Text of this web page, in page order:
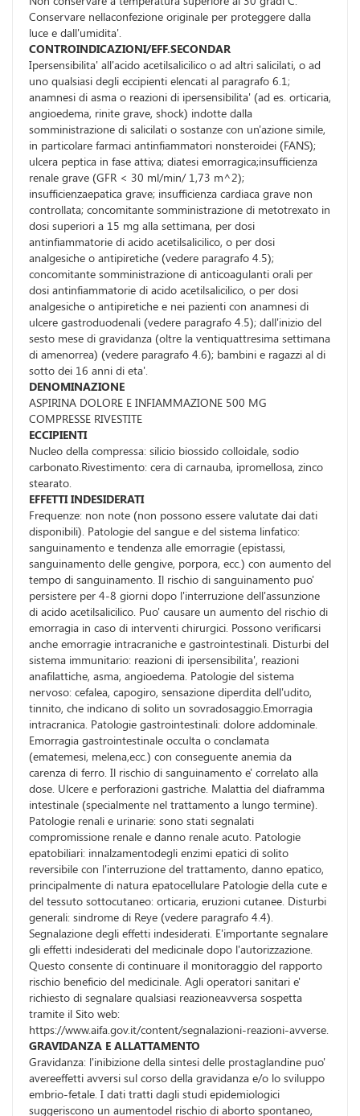
Conservare nellaconfezione originale per proteggere dalla
luce e dall'umidita'.
CONTROINDICAZIONI/EFF.SECONDAR
Ipersensibilita' all'acido acetilsalicilico o ad altri salicilati, o ad
uno qualsiasi degli eccipienti elencati al paragrafo 6.1;
anamnesi di asma o reazioni di ipersensibilita' (ad es. orticaria,
angioedema, rinite grave, shock) indotte dalla
somministrazione di salicilati o sostanze con un'azione simile,
in particolare farmaci antinfiammatori nonsteroidei (FANS);
ulcera peptica in fase attiva; diatesi emorragica;insufficienza
renale grave (GFR < 30 ml/min/ 1,73 m^2);
insufficienzaepatica grave; insufficienza cardiaca grave non
controllata; concomitante somministrazione di metotrexato in
dosi superiori a 15 mg alla settimana, per dosi
antinfiammatorie di acido acetilsalicilico, o per dosi
analgesiche o antipiretiche (vedere paragrafo 4.5);
concomitante somministrazione di anticoagulanti orali per
dosi antinfiammatorie di acido acetilsalicilico, o per dosi
analgesiche o antipiretiche e nei pazienti con anamnesi di
ulcere gastroduodenali (vedere paragrafo 4.5); dall'inizio del
sesto mese di gravidanza (oltre la ventiquattresima settimana
di amenorrea) (vedere paragrafo 4.6); bambini e ragazzi al di
sotto dei 16 anni di eta'.
DENOMINAZIONE
ASPIRINA DOLORE E INFIAMMAZIONE 500 MG
COMPRESSE RIVESTITE
ECCIPIENTI
Nucleo della compressa: silicio biossido colloidale, sodio
carbonato.Rivestimento: cera di carnauba, ipromellosa, zinco
stearato.
EFFETTI INDESIDERATI
Frequenze: non note (non possono essere valutate dai dati
disponibili). Patologie del sangue e del sistema linfatico:
sanguinamento e tendenza alle emorragie (epistassi,
sanguinamento delle gengive, porpora, ecc.) con aumento del
tempo di sanguinamento. Il rischio di sanguinamento puo'
persistere per 4-8 giorni dopo l'interruzione dell'assunzione
di acido acetilsalicilico. Puo' causare un aumento del rischio di
emorragia in caso di interventi chirurgici. Possono verificarsi
anche emorragie intracraniche e gastrointestinali. Disturbi del
sistema immunitario: reazioni di ipersensibilita', reazioni
anafilattiche, asma, angioedema. Patologie del sistema
nervoso: cefalea, capogiro, sensazione diperdita dell'udito,
tinnito, che indicano di solito un sovradosaggio.Emorragia
intracranica. Patologie gastrointestinali: dolore addominale.
Emorragia gastrointestinale occulta o conclamata
(ematemesi, melena,ecc.) con conseguente anemia da
carenza di ferro. Il rischio di sanguinamento e' correlato alla
dose. Ulcere e perforazioni gastriche. Malattia del diaframma
intestinale (specialmente nel trattamento a lungo termine).
Patologie renali e urinarie: sono stati segnalati
compromissione renale e danno renale acuto. Patologie
epatobiliari: innalzamentodegli enzimi epatici di solito
reversibile con l'interruzione del trattamento, danno epatico,
principalmente di natura epatocellulare Patologie della cute e
del tessuto sottocutaneo: orticaria, eruzioni cutanee. Disturbi
generali: sindrome di Reye (vedere paragrafo 4.4).
Segnalazione degli effetti indesiderati. E'importante segnalare
gli effetti indesiderati del medicinale dopo l'autorizzazione.
Questo consente di continuare il monitoraggio del rapporto
rischio beneficio del medicinale. Agli operatori sanitari e'
richiesto di segnalare qualsiasi reazioneavversa sospetta
tramite il Sito web:
https://www.aifa.gov.it/content/segnalazioni-reazioni-avverse.
GRAVIDANZA E ALLATTAMENTO
Gravidanza: l'inibizione della sintesi delle prostaglandine puo'
avereeffetti avversi sul corso della gravidanza e/o lo sviluppo
embrio-fetale. I dati tratti dagli studi epidemiologici
suggeriscono un aumentodel rischio di aborto spontaneo,